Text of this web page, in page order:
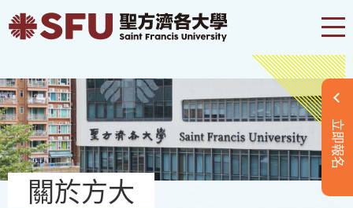
立即報名
關於方大